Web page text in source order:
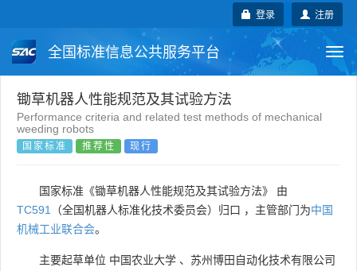
注册
登录
全国标准信息公共服务平台
国家标准 行业标准
团体标准
锄草机器人性能规范及其试验方法
Performance criteria and related test methods of mechanical
weeding robots
国家标准 推荐性 现行
国家标准《锄草机器人性能规范及其试验方法》 由
TC591
（全国机器人标准化技术委员会）归口 ，主管部门为中国
机械工业联合会。
主要起草单位 中国农业大学 、 苏州博田自动化技术有限公司